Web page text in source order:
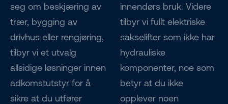
seg om beskjæring av
trær, bygging av
drivhus eller rengjøring,
tilbyr vi et utvalg
allsidige løsninger innen
adkomstutstyr for å
sikre at du utfører
innendørs bruk. Videre
tilbyr vi fullt elektriske
sakselifter som ikke har
hydrauliske
komponenter, noe som
betyr at du ikke
opplever noen